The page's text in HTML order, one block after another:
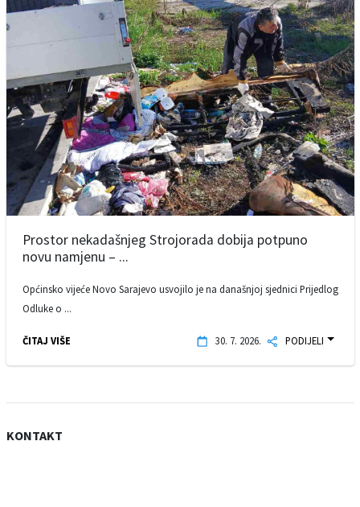
Prostor nekadašnjeg Strojorada dobija potpuno
novu namjenu – ...
Općinsko vijeće Novo Sarajevo usvojilo je na današnjoj sjednici Prijedlog
Odluke o ...
ČITAJ VIŠE 30. 7. 2026. PODIJELI
KONTAKT